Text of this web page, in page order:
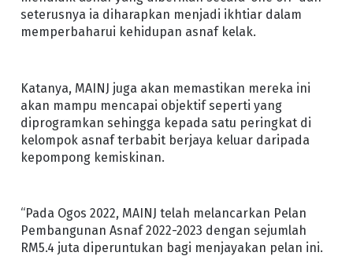
seterusnya ia diharapkan menjadi ikhtiar dalam
memperbaharui kehidupan asnaf kelak.
Katanya, MAINJ juga akan memastikan mereka ini
akan mampu mencapai objektif seperti yang
diprogramkan sehingga kepada satu peringkat di
kelompok asnaf terbabit berjaya keluar daripada
kepompong kemiskinan.
“Pada Ogos 2022, MAINJ telah melancarkan Pelan
Pembangunan Asnaf 2022-2023 dengan sejumlah
RM5.4 juta diperuntukan bagi menjayakan pelan ini.